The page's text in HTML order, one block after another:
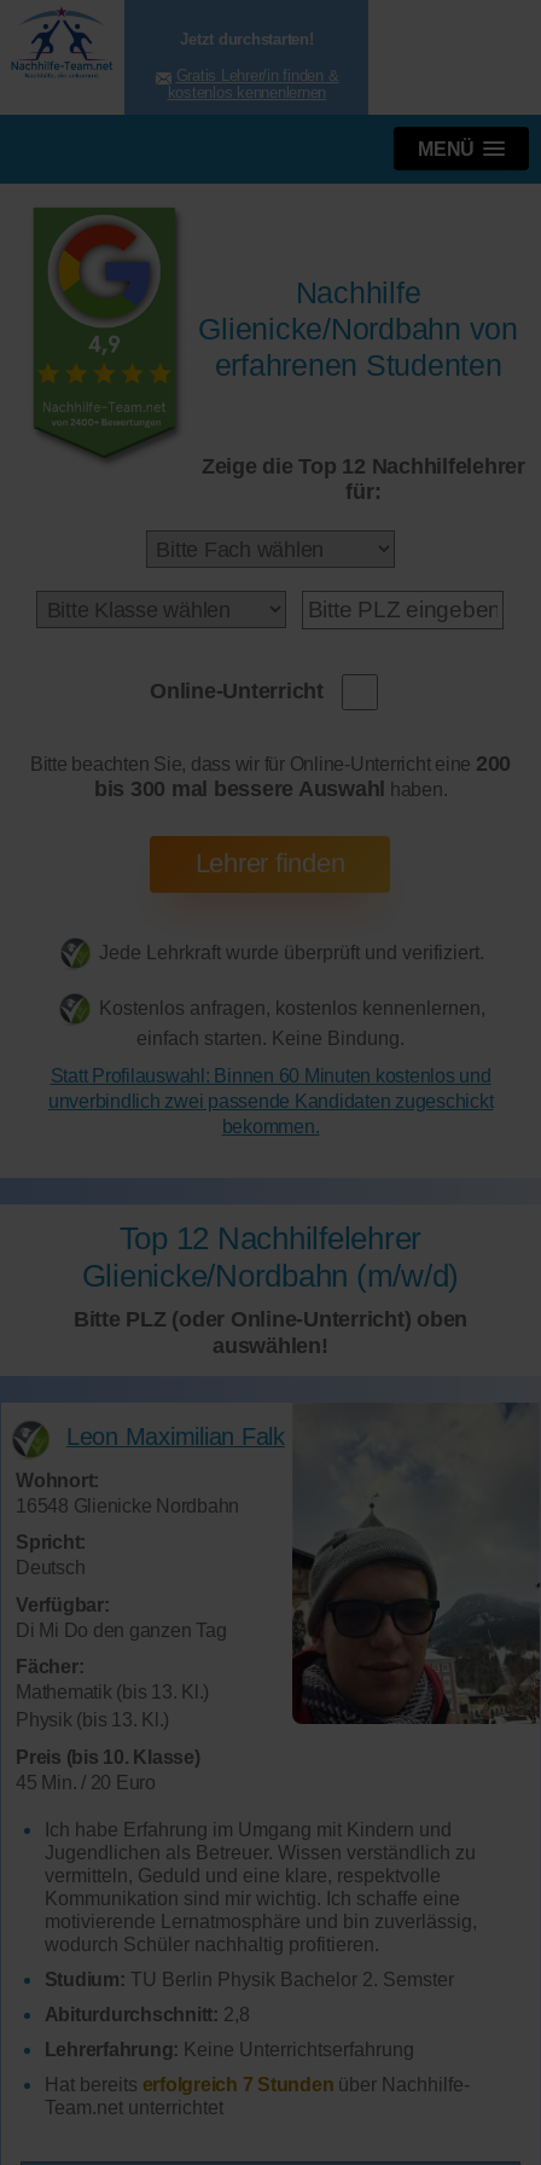
Jetzt durchstarten!
Gratis Lehrer/in finden &
kostenlos kennenlernen
MENÜ
Nachhilfe
Glienicke/Nordbahn von
erfahrenen Studenten
Zeige die Top 12 Nachhilfelehrer
für:
Online-Unterricht
Bitte beachten Sie, dass wir für Online-Unterricht eine 200
bis 300 mal bessere Auswahl haben.
Jede Lehrkraft wurde überprüft und verifiziert.
Kostenlos anfragen, kostenlos kennenlernen,
einfach starten. Keine Bindung.
Statt Profilauswahl: Binnen 60 Minuten kostenlos und
unverbindlich zwei passende Kandidaten zugeschickt
bekommen.
Top 12 Nachhilfelehrer
Glienicke/Nordbahn (m/w/d)
Bitte PLZ (oder Online-Unterricht) oben
auswählen!
Leon Maximilian Falk
Wohnort:
16548 Glienicke Nordbahn
Spricht:
Deutsch
Verfügbar:
Di Mi Do den ganzen Tag
Fächer:
Mathematik (bis 13. Kl.)
Physik (bis 13. Kl.)
Preis (bis 10. Klasse)
45 Min. / 20 Euro
Ich habe Erfahrung im Umgang mit Kindern und
Jugendlichen als Betreuer. Wissen verständlich zu
vermitteln, Geduld und eine klare, respektvolle
Kommunikation sind mir wichtig. Ich schaffe eine
motivierende Lernatmosphäre und bin zuverlässig,
wodurch Schüler nachhaltig profitieren.
Studium: TU Berlin Physik Bachelor 2. Semster
Abiturdurchschnitt: 2,8
Lehrerfahrung: Keine Unterrichtserfahrung
Hat bereits erfolgreich 7 Stunden über Nachhilfe-
Team.net unterrichtet